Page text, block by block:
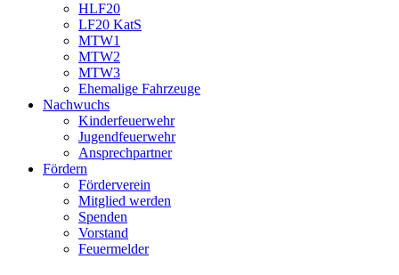
HLF20
LF20 KatS
MTW1
MTW2
MTW3
Ehemalige Fahrzeuge
Nachwuchs
Kinderfeuerwehr
Jugendfeuerwehr
Ansprechpartner
Fördern
Förderverein
Mitglied werden
Spenden
Vorstand
Feuermelder